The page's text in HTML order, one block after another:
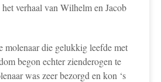
verhaal van Wilhelm en Jacob
molenaar die gelukkig leefde met
begon echter zienderogen te
was zeer bezorgd en kon ‘s